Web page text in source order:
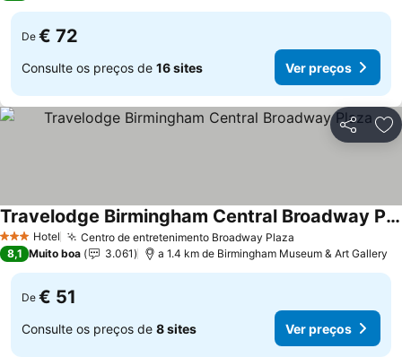
De € 72
Consulte os preços de 16 sites Ver preços
Partilhar
3 EstrelasHotel Centro de entretenimento Broadway Plaza
Travelodge Birmingham Central Broadway Plaza
8,1 Muito boa 3.061 a 1.4 km de Birmingham Museum & Art Gallery
De € 51
Consulte os preços de 8 sites Ver preços